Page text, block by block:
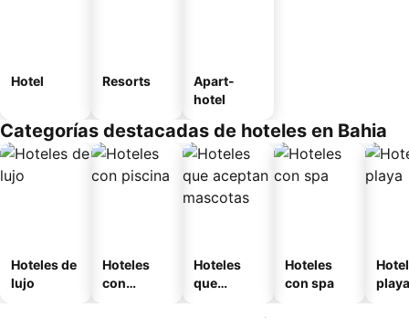
Hotel Resorts
Apart-
hotel
Categorías destacadas de hoteles en Bahia
Hoteles de
lujo
Hoteles
con
Hoteles
que
Hoteles
con spa
playa